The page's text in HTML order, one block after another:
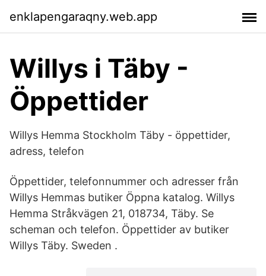
enklapengaraqny.web.app
Willys i Täby -
Öppettider
Willys Hemma Stockholm Täby - öppettider,
adress, telefon
Öppettider, telefonnummer och adresser från
Willys Hemmas butiker Öppna katalog. Willys
Hemma Stråkvägen 21, 018734, Täby. Se
scheman och telefon. Öppettider av butiker
Willys Täby. Sweden .